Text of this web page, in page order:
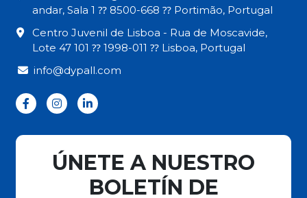
andar, Sala 1 ⁇ 8500-668 ⁇ Portimão, Portugal
Centro Juvenil de Lisboa - Rua de Moscavide,
Lote 47 101 ⁇ 1998-011 ⁇ Lisboa, Portugal
info@dypall.com
ÚNETE A NUESTRO
BOLETÍN DE